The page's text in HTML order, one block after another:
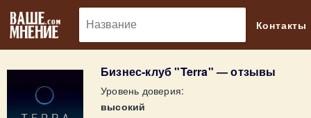
Контакты
Бизнес-клуб "Terra" — отзывы
Уровень доверия:
высокий